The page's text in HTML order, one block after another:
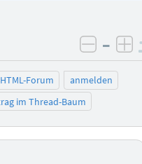
–
Forum
anmelden
im Thread-Baum